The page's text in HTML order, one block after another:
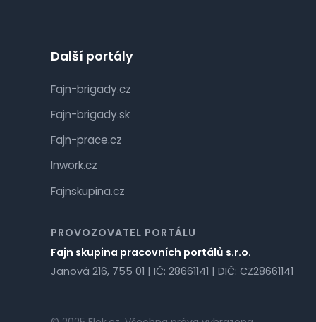
Další portály
Fajn-brigady.cz
Fajn-brigady.sk
Fajn-prace.cz
Inwork.cz
Fajnskupina.cz
PROVOZOVATEL PORTÁLU
Fajn skupina pracovních portálů s.r.o.
Janová 216, 755 01 | IČ: 28661141 | DIČ: CZ28661141